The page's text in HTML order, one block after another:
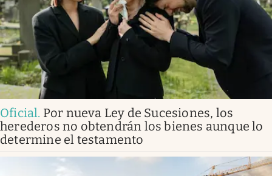
Oficial. Por nueva Ley de Sucesiones, los
herederos no obtendrán los bienes aunque lo
determine el testamento